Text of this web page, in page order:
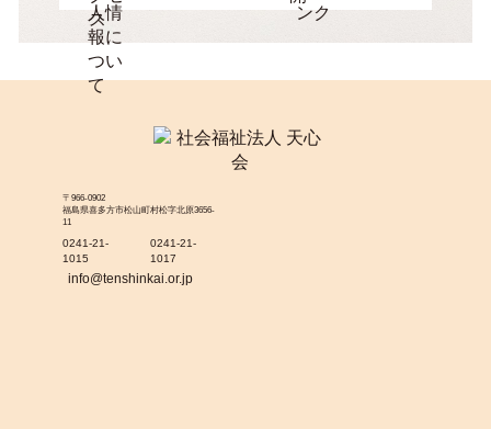
〒966-0902
福島県喜多方市松山町村松字北原3656-
11
0241-21-
1015
0241-21-
1017
info@tenshinkai.or.jp